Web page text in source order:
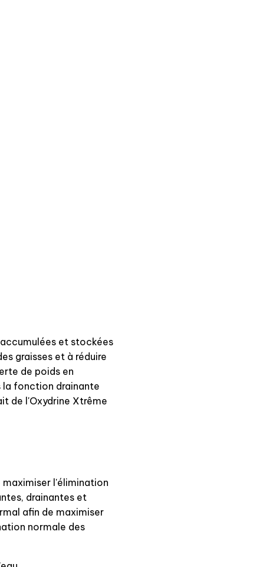
et stockées
graisses et à réduire
de poids en
la fonction drainante
de l'Oxydrine Xtrême
l'élimination
drainantes et
afin de maximiser
normale des